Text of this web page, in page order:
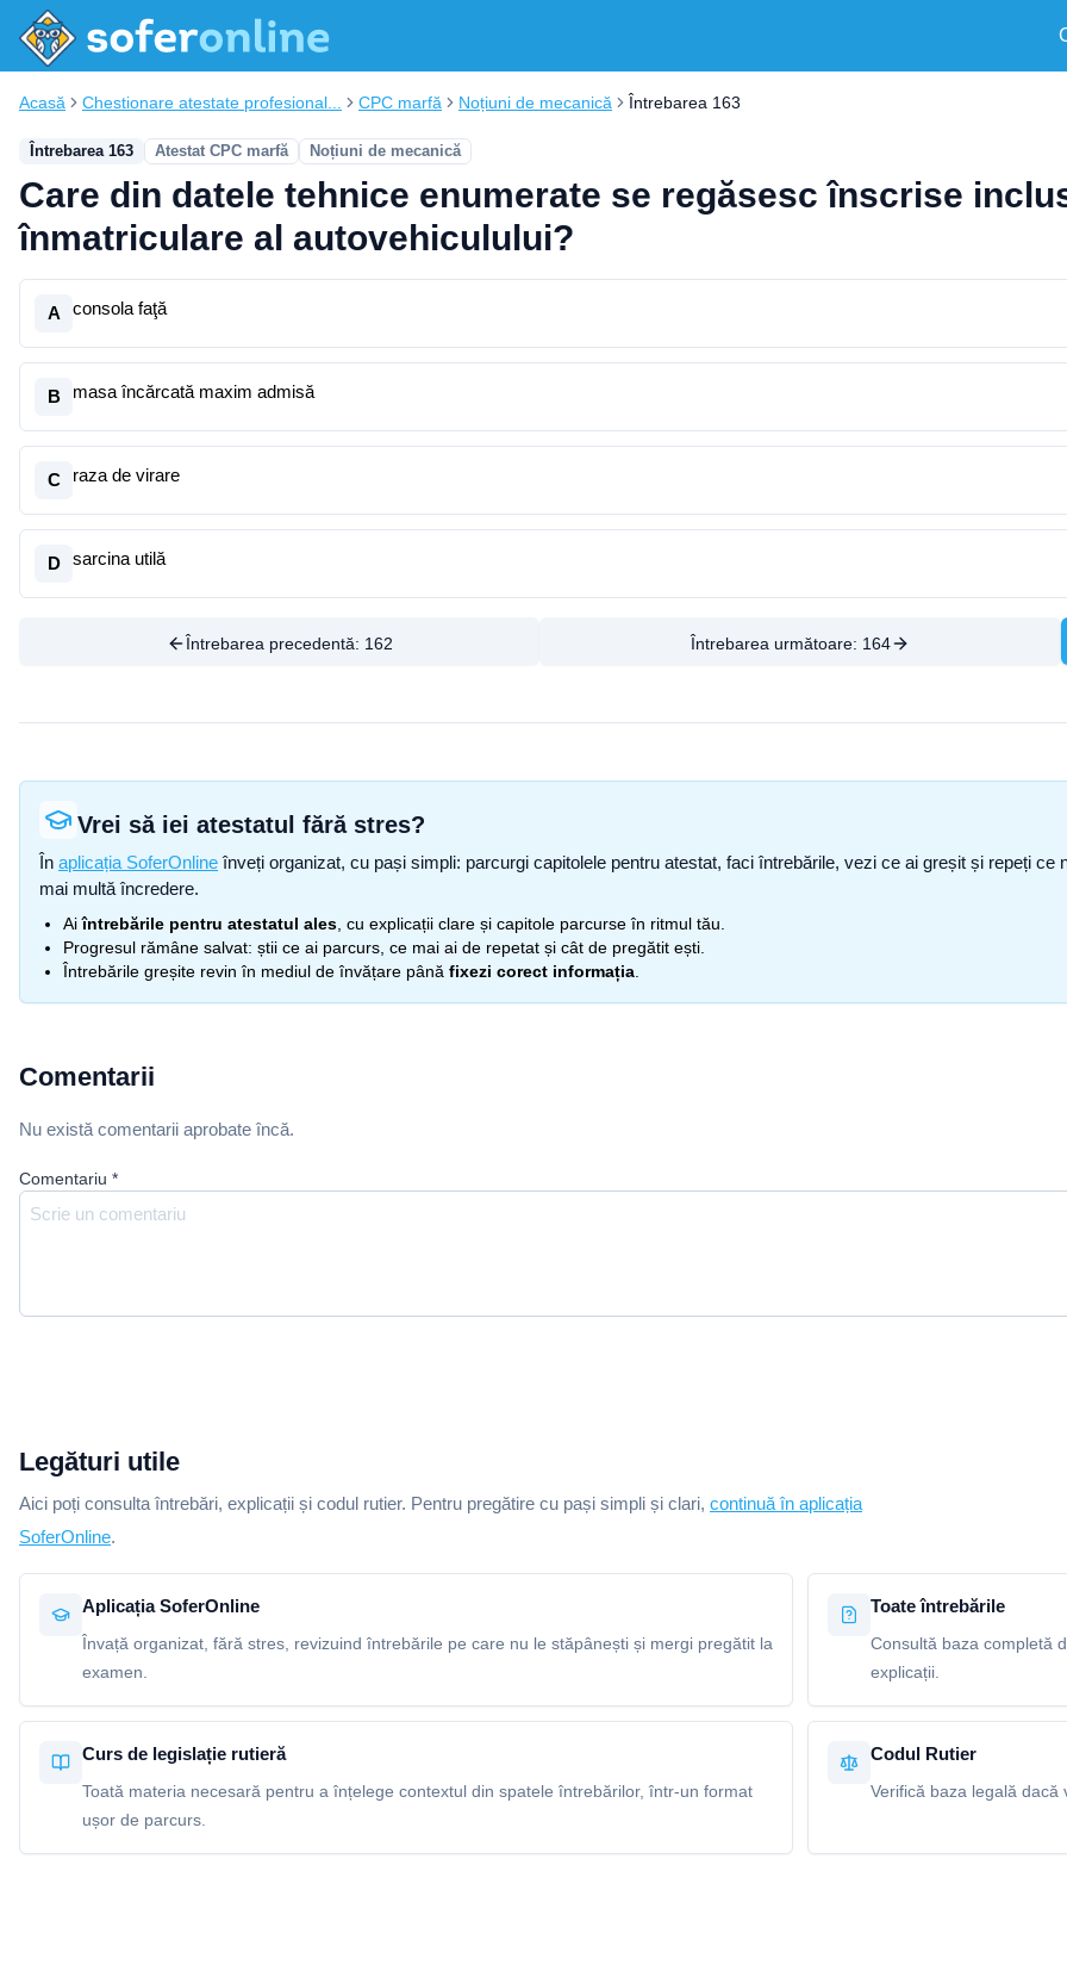
Acasă Chestionare atestate profesional... CPC marfă Noțiuni de mecanică Întrebarea 163
Întrebarea 163 Atestat CPC marfă Noțiuni de mecanică
Care din datele tehnice enumerate se regăsesc înscrise
înmatriculare al autovehiculului?
A consola faţă
B masa încărcată maxim admisă
C raza de virare
D sarcina utilă
Întrebarea precedentă: 162 Întrebarea următoare: 164
Vrei să iei atestatul fără stres?
În aplicația SoferOnline înveți organizat, cu pași simpli: parcurgi capitolele pentru atestat, faci întrebările, vezi ce ai greșit și repeți
mai multă încredere.
Aiîntrebările pentru atestatul ales , cu explicații clare și capitole parcurse în ritmul tău.
Progresul rămâne salvat: știi ce ai parcurs, ce mai ai de repetat și cât de pregătit ești.
Întrebările greșite revin în mediul de învățare până fixezi corect informația
Comentarii
Nu există comentarii aprobate încă.
Comentariu *
Legături utile
Aici poți consulta întrebări, explicații și codul rutier. Pentru pregătire cu pași simpli și clari, continuă în aplicația
SoferOnline.
Aplicația SoferOnline
Învață organizat, fără stres, revizuind întrebările pe care nu le stăpânești și mergi pregătit la
examen.
Toate întrebările
Consultă baza completă
explicații.
Curs de legislație rutieră
Toată materia necesară pentru a înțelege contextul din spatele întrebărilor, într-un format
ușor de parcurs.
Codul Rutier
Verifică baza legală dacă